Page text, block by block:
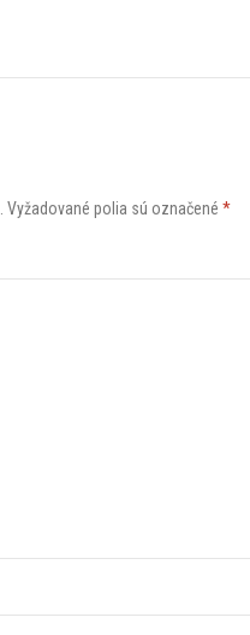
Vyžadované polia sú označené *